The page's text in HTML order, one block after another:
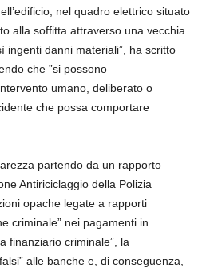
nel quadro elettrico situato
alla soffitta attraverso una vecchia
ingenti danni materiali”, ha scritto
che ”si possono
umano, deliberato o
che possa comportare
partendo da un rapporto
Antiriciclaggio della Polizia
opache legate a rapporti
criminale” nei pagamenti in
finanziario criminale”, la
alle banche e, di conseguenza,